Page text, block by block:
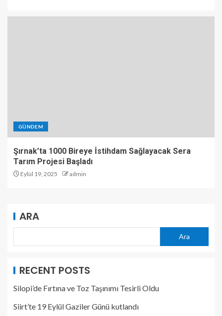
GÜNDEM
Şırnak’ta 1000 Bireye İstihdam Sağlayacak Sera
Tarım Projesi Başladı
Eylül 19, 2025 admin
ARA
Ara
RECENT POSTS
Silopi’de Fırtına ve Toz Taşınımı Tesirli Oldu
Siirt’te 19 Eylül Gaziler Günü kutlandı